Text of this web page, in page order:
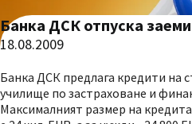
Банка ДСК отпуска
18.08.2009
Банка ДСК предлага кредити на
училище по застраховане и
Максималният размер на